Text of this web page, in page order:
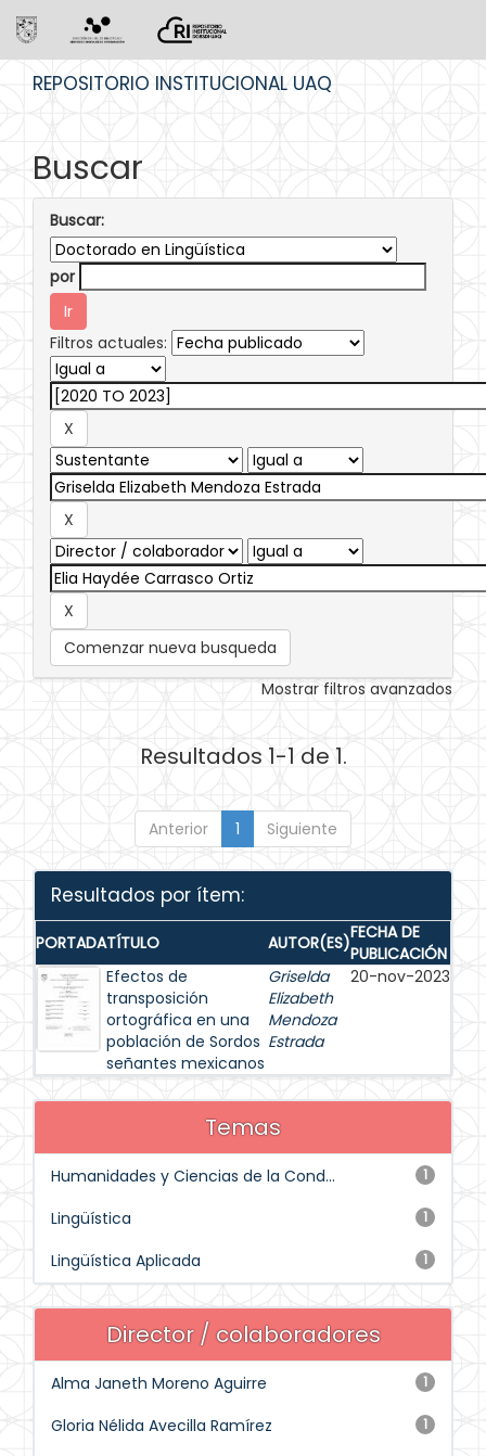
REPOSITORIO INSTITUCIONAL UAQ
Buscar
Buscar:
por
Filtros actuales:
Comenzar nueva busqueda
Mostrar filtros avanzados
Resultados 1-1 de 1.
Anterior 1 Siguiente
Resultados por ítem:
PORTADATÍTULO AUTOR(ES)FECHA DE
PUBLICACIÓN
Efectos de
transposición
ortográfica en una
población de Sordos
señantes mexicanos
Griselda
Elizabeth
Mendoza
Estrada
20-nov-2023
Temas
1
Humanidades y Ciencias de la Cond...
1
Lingüística
1
Lingüística Aplicada
Director / colaboradores
1
Alma Janeth Moreno Aguirre
1
Gloria Nélida Avecilla Ramírez